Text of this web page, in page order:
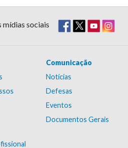
mídias sociais
Comunicação
Notícias
Defesas
Eventos
Documentos Gerais